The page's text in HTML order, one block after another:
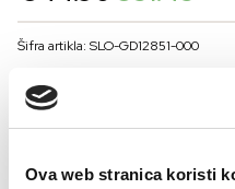
Ova web stranica koristi
price
was:
€44.90.
price
is:
€31.43.
Šifra artikla: SLO-GD12851-000
BOJA
VELIČNA